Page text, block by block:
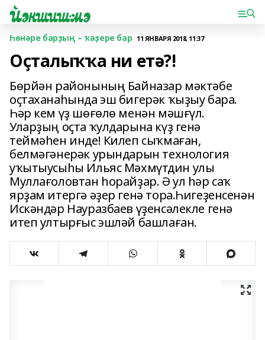
Һөнәре барҙың – ҡәҙере бар 11 ЯНВАРЯ 2018, 11:37
Оҫталыҡҡа ни етә?!
Бөрйән районының Байназар мәктәбе
оҫтаханаһында эш бигерәк ҡыҙыу бара.
Һәр кем үҙ шөғөлө менән мәшғүл.
Уларҙың оҫта ҡулдарына күҙ генә
теймәһен инде! Килеп сыҡмаған,
белмәгәнерәк урындарын технология
уҡытыусыһы Ильяс Мәхмүтдин улы
Муллағоловтан һорайҙар. Ә ул һәр саҡ
ярҙам итергә әҙер генә тора.Һигеҙенсенән
Искәндәр Науразбаев үҙенсәлекле генә
итеп ултырғыс эшләй башлаған.